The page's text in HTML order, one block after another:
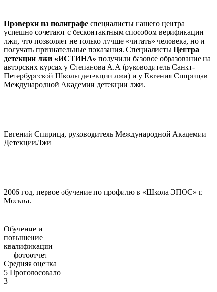
Проверки на полиграфе специалисты нашего центра
успешно сочетают с бесконтактным способом верификации
лжи, что позволяет не только лучше «читать» человека, но и
получать признательные показания. Специалисты Центра
детекции лжи «ИСТИНА» получили базовое образование на
авторских курсах у Степанова А.А (руководитель Санкт-
Петербургской Школы детекции лжи) и у Евгения Спирицав
Международной Академии детекции лжи.
Евгений Спирица, руководитель Международной Академии
ДетекцииЛжи
2006 год, первое обучение по профилю в «Школа ЭПОС» г.
Москва.
Обучение и
повышение
квалификации
— фотоотчет
Средняя оценка
5 Проголосовало
3